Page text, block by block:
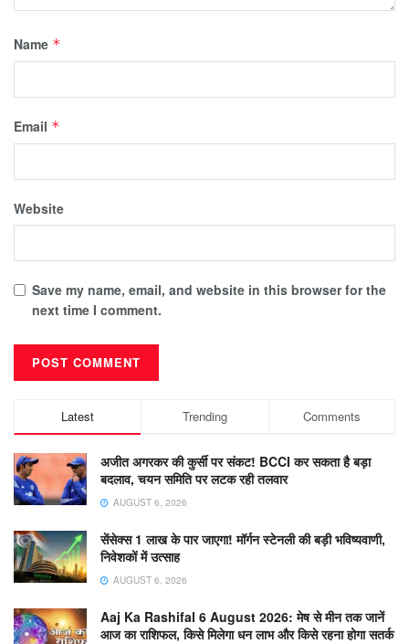
Name *
Email *
Website
Save my name, email, and website in this browser for the
next time I comment.
Latest Trending Comments
अजीत अगरकर की कुर्सी पर संकट! BCCI कर सकता है बड़ा
बदलाव, चयन समिति पर लटक रही तलवार
AUGUST 6, 2026
सेंसेक्स 1 लाख के पार जाएगा! मॉर्गन स्टेनली की बड़ी भविष्यवाणी,
निवेशकों में उत्साह
AUGUST 6, 2026
Aaj Ka Rashifal 6 August 2026: मेष से मीन तक जानें
आज का राशिफल, किसे मिलेगा धन लाभ और किसे रहना होगा सतर्क